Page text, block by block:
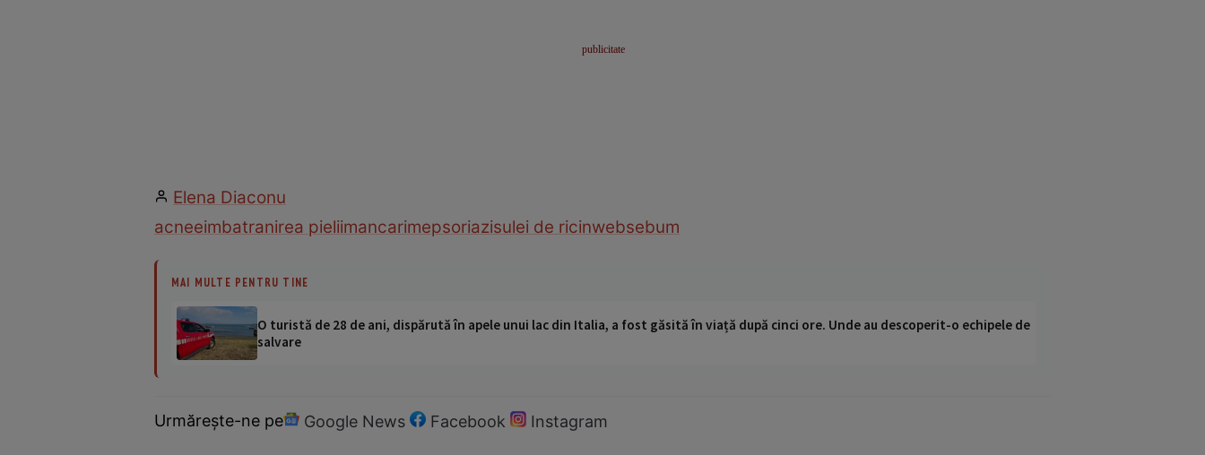
Elena Diaconu
acneeimbatranirea pieliimancarimepsoriazisulei de ricinwebsebum
MAI MULTE PENTRU TINE
O turistă de 28 de ani, dispărută în apele unui lac din Italia, a fost găsită în viață după cinci ore. Unde au descoperit-o echipele de
salvare
Urmărește-ne pe Google News Facebook Instagram